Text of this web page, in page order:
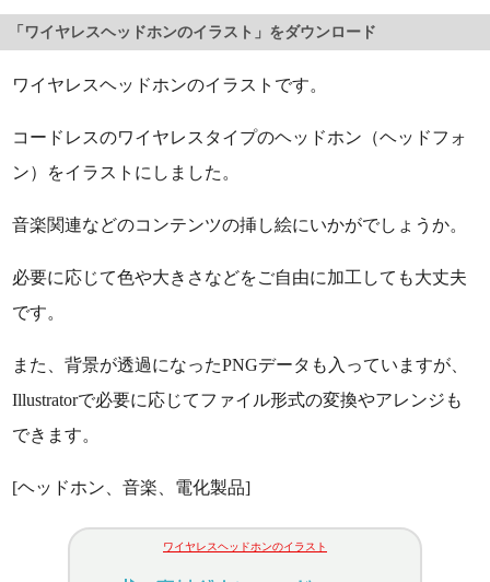
「ワイヤレスヘッドホンのイラスト」をダウンロード
ワイヤレスヘッドホンのイラストです。
コードレスのワイヤレスタイプのヘッドホン（ヘッドフォ
ン）をイラストにしました。
音楽関連などのコンテンツの挿し絵にいかがでしょうか。
必要に応じて色や大きさなどをご自由に加工しても大丈夫
です。
また、背景が透過になったPNGデータも入っていますが、
Illustratorで必要に応じてファイル形式の変換やアレンジも
できます。
[ヘッドホン、音楽、電化製品]
ワイヤレスヘッドホンのイラスト